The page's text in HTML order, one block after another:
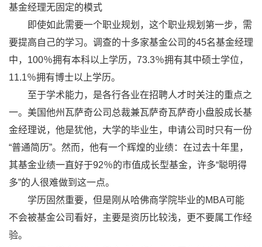
基金经理无固定的模式
即使如此需要一个职业规划，这个职业规划第一步，需
要提高自己的学习。调查的十多家基金公司的45名基金经理
中，100％拥有本科以上学历，73.3％拥有其中硕士学位，
11.1％拥有博士以上学历。
至于学术能力，是各行各业在招聘人才时关注的重点之
一。美国他州瓦萨奇公司总裁兼瓦萨奇瓦萨奇小盘股成长基
金经理说，他是犹他，大学的毕业生，申请公司时只有一份
“普通简历”。然而，他有一个辉煌的业绩：在过去十年里，
其基金业绩一直好于92％的市值成长型基金，许多“聪明得
多”的人很难做到这一点。
学历固然重要，但是刚从哈佛商学院毕业的MBA可能
不会被基金公司看好，主要是资历比较浅，更不要属工作经
验。